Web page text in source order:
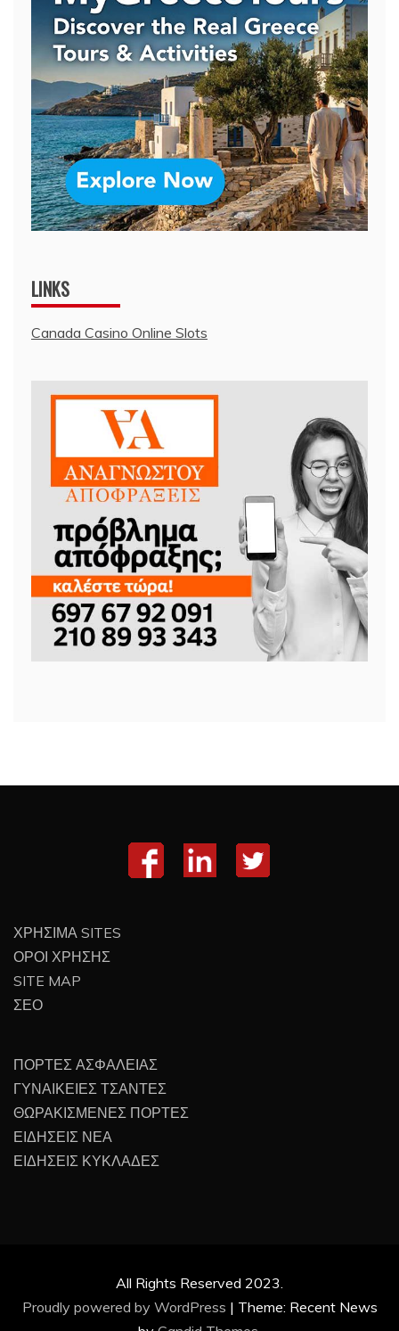
LINKS
Canada Casino Online Slots
ΧΡΗΣΙΜΑ SITES
ΟΡΟΙ ΧΡΗΣΗΣ
SITE MAP
ΣΕΟ
ΠΟΡΤΕΣ ΑΣΦΑΛΕΙΑΣ
ΓΥΝΑΙΚΕΙΕΣ ΤΣΑΝΤΕΣ
ΘΩΡΑΚΙΣΜΕΝΕΣ ΠΟΡΤΕΣ
ΕΙΔΗΣΕΙΣ ΝΕΑ
ΕΙΔΗΣΕΙΣ ΚΥΚΛΑΔΕΣ
All Rights Reserved 2023.
Proudly powered by WordPress | Theme: Recent News